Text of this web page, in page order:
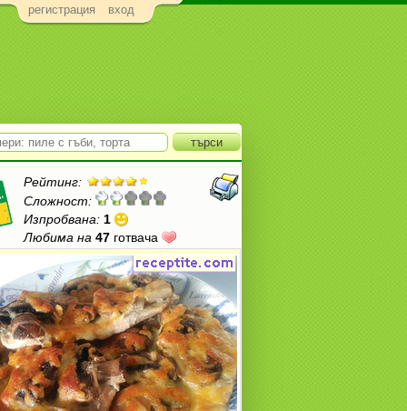
регистрация вход
Рейтинг:
Сложност:
Изпробвана: 1
Любима на 47 готвача